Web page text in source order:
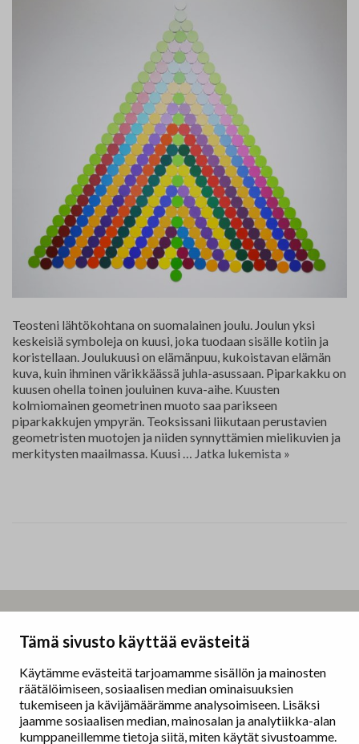
Tämä sivusto käyttää evästeitä
Käytämme evästeitä tarjoamamme sisällön ja mainosten
räätälöimiseen, sosiaalisen median ominaisuuksien
tukemiseen ja kävijämäärämme analysoimiseen. Lisäksi
jaamme sosiaalisen median, mainosalan ja analytiikka-alan
kumppaneillemme tietoja siitä, miten käytät sivustoamme.
Teosteni lähtökohtana on suomalainen joulu. Joulun yksi
keskeisiä symboleja on kuusi, joka tuodaan sisälle kotiin ja
koristellaan. Joulukuusi on elämänpuu, kukoistavan elämän
kuva, kuin ihminen värikkäässä juhla-asussaan. Piparkakku on
kuusen ohella toinen jouluinen kuva-aihe. Kuusten
kolmiomainen geometrinen muoto saa parikseen
piparkakkujen ympyrän. Teoksissani liikutaan perustavien
geometristen muotojen ja niiden synnyttämien mielikuvien ja
merkitysten maailmassa. Kuusi … Jatka lukemista Sirpa
»
N
Erottajankatu 9 B
00130 Helsinki
www.painters.fi
Näyttelytoiminta